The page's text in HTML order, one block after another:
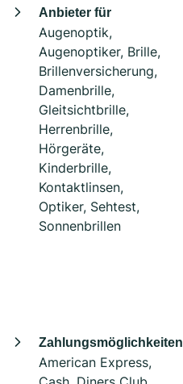
Anbieter für
Augenoptik,
Augenoptiker, Brille,
Brillenversicherung,
Damenbrille,
Gleitsichtbrille,
Herrenbrille,
Hörgeräte,
Kinderbrille,
Kontaktlinsen,
Optiker, Sehtest,
Sonnenbrillen
Zahlungsmöglichkeiten
American Express,